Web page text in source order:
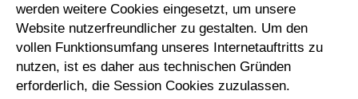
werden weitere Cookies eingesetzt, um unsere
Website nutzerfreundlicher zu gestalten. Um den
vollen Funktionsumfang unseres Internetauftritts zu
nutzen, ist es daher aus technischen Gründen
erforderlich, die Session Cookies zuzulassen.